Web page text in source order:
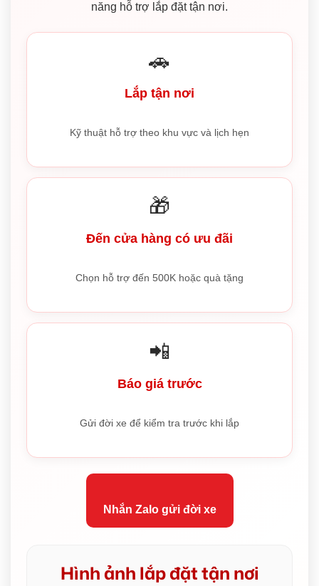
năng hỗ trợ lắp đặt tận nơi.
🚗
Lắp tận nơi
Kỹ thuật hỗ trợ theo khu vực và lịch hẹn
🎁
Đến cửa hàng có ưu đãi
Chọn hỗ trợ đến 500K hoặc quà tặng
📲
Báo giá trước
Gửi đời xe để kiểm tra trước khi lắp
Nhắn Zalo gửi đời xe
Hình ảnh lắp đặt tận nơi